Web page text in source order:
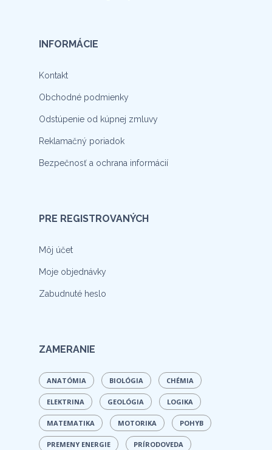
INFORMÁCIE
Kontakt
Obchodné podmienky
Odstúpenie od kúpnej zmluvy
Reklamačný poriadok
Bezpečnosť a ochrana informácií
PRE REGISTROVANÝCH
Môj účet
Moje objednávky
Zabudnuté heslo
ZAMERANIE
ANATÓMIA BIOLÓGIA CHÉMIA
ELEKTRINA GEOLÓGIA LOGIKA
MATEMATIKA MOTORIKA POHYB
PREMENY ENERGIE PRÍRODOVEDA